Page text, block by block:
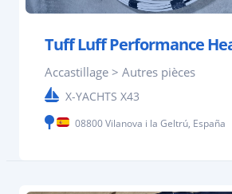
Accastillage > Autres pièces
X-YACHTS X43
08800 Vilanova i la Geltrú, España